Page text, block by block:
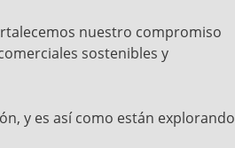
nuestro compromiso
sostenibles y
y es así como están explorando